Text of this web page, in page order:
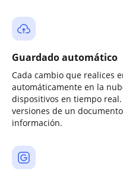
Guardado automático
Cada cambio que realices
automáticamente en la
dispositivos en tiempo
versiones de un
información.